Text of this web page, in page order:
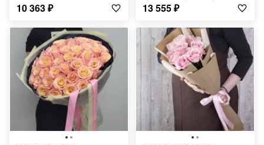
10 363₽ 13 555₽